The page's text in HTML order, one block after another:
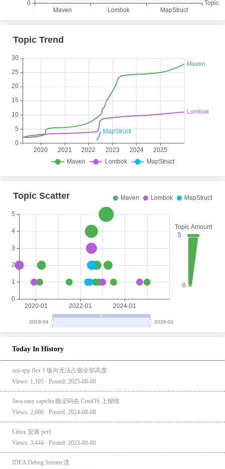
Today In History
uni-app flex 1 纵向无法占据全部高度
Views: 1,105 · Posted: 2025-08-08
Java easy captcha 验证码在 CentOS 上报错
Views: 2,660 · Posted: 2024-08-08
Linux 安装 perf
Views: 3,444 · Posted: 2023-08-08
IDEA Debug Stream 流